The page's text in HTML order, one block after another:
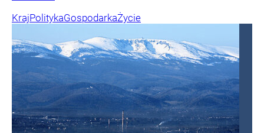
KrajPolitykaGospodarkaŻycie